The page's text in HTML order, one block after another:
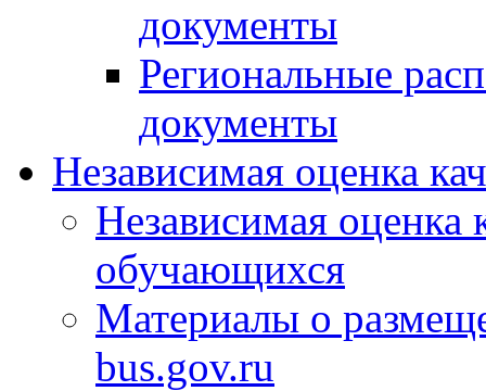
документы
Региональные
документы
Независимая оценка
Независимая оценка
обучающихся
Материалы о
bus.gov.ru